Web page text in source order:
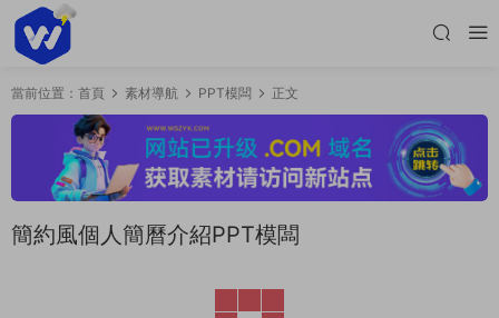
當前位置： 首頁 素材導航 PPT模闆 正文
簡約風個人簡曆介紹PPT模闆